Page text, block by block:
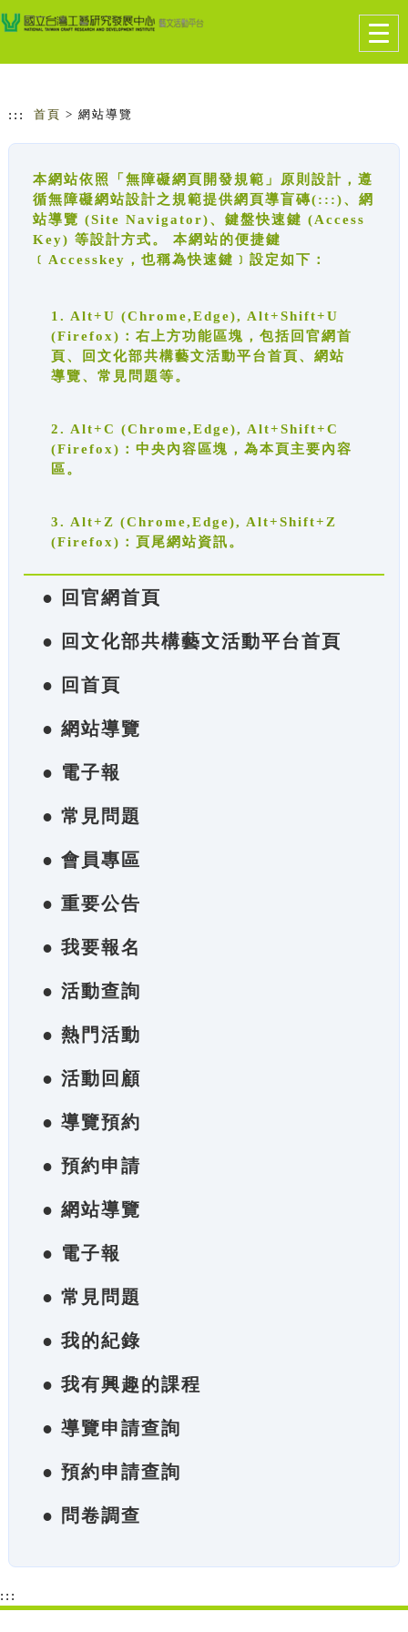
跳到主要內容
網站導覽
::: 首頁 > 網站導覽
本網站依照「無障礙網頁開發規範」原則設計，遵
循無障礙網站設計之規範提供網頁導盲磚(:::)、網
站導覽 (Site Navigator)、鍵盤快速鍵 (Access
Key) 等設計方式。 本網站的便捷鍵
﹝Accesskey，也稱為快速鍵﹞設定如下：
1. Alt+U (Chrome,Edge), Alt+Shift+U
(Firefox)：右上方功能區塊，包括回官網首
頁、回文化部共構藝文活動平台首頁、網站
導覽、常見問題等。
2. Alt+C (Chrome,Edge), Alt+Shift+C
(Firefox)：中央內容區塊，為本頁主要內容
區。
3. Alt+Z (Chrome,Edge), Alt+Shift+Z
(Firefox)：頁尾網站資訊。
● 回官網首頁
● 回文化部共構藝文活動平台首頁
● 回首頁
● 網站導覽
● 電子報
● 常見問題
● 會員專區
● 重要公告
● 我要報名
● 活動查詢
● 熱門活動
● 活動回顧
● 導覽預約
● 預約申請
● 網站導覽
● 電子報
● 常見問題
● 我的紀錄
● 我有興趣的課程
● 導覽申請查詢
● 預約申請查詢
● 問卷調查
:::